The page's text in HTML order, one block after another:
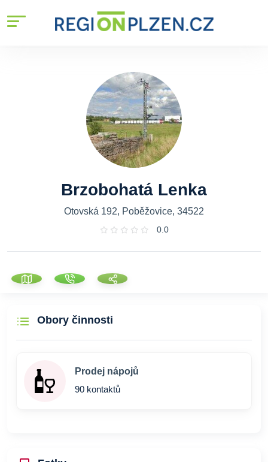
Brzobohatá Lenka
Otovská 192, Poběžovice, 34522
0.0
Obory činnosti
Prodej nápojů
90 kontaktů